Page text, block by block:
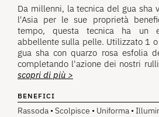
su 5
basata su
recensioni
dei clienti
Da millenni, la tecnica del gua sha
l'Asia per le sue proprietà
tempo, questa tecnica ha un
abbellente sulla pelle. Utilizzato 1
gua sha con quarzo rosa esfolia
completando l'azione dei nostri
scopri di più >
BENEFICI
Rassoda • Scolpisce • Uniforma •